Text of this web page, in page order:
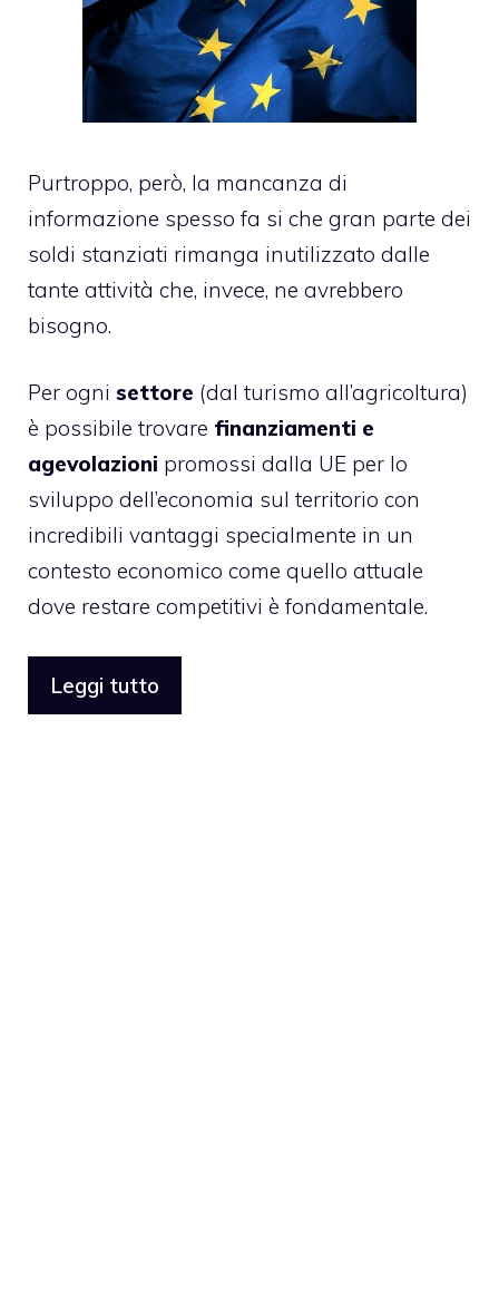
Purtroppo, però, la mancanza di
informazione spesso fa si che gran parte dei
soldi stanziati rimanga inutilizzato dalle
tante attività che, invece, ne avrebbero
bisogno.
Per ogni settore (dal turismo all’agricoltura)
è possibile trovare finanziamenti e
agevolazioni promossi dalla UE per lo
sviluppo dell’economia sul territorio con
incredibili vantaggi specialmente in un
contesto economico come quello attuale
dove restare competitivi è fondamentale.
Leggi tutto